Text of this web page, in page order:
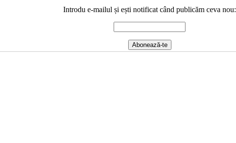
Introdu e-mailul și ești notificat când publicăm ceva nou: